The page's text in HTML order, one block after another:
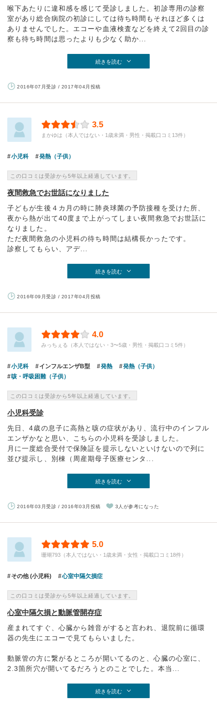
喉下あたりに違和感を感じて受診しました。初診専用の診察
室があり総合病院の初診にしては待ち時間もそれほど多くは
ありませんでした。エコーや血液検査などを終えて2回目の診
察も待ち時間は思ったよりも少なく助か...
続きを読む
2016年07月受診 / 2017年04月投稿
3.5
まかゆは（本人ではない・1歳未満・男性・掲載口コミ13件）
小児科 発熱（子供）
この口コミは受診から5年以上経過しています。
夜間救急でお世話になりました
子どもが生後４カ月の時に肺炎球菌の予防接種を受けた所、
夜から熱が出て40度まで上がってしまい夜間救急でお世話に
なりました。
ただ夜間救急の小児科の待ち時間は結構長かったです。
診察してもらい、アデ...
続きを読む
2016年09月受診 / 2017年04月投稿
4.0
みっちぇる（本人ではない・3〜5歳・男性・掲載口コミ5件）
小児科 インフルエンザB型 発熱
発熱（子供）
咳・呼吸困難（子供）
この口コミは受診から5年以上経過しています。
小児科受診
先日、4歳の息子に高熱と咳の症状があり、流行中のインフル
エンザかなと思い、こちらの小児科を受診しました。
月に一度総合受付で保険証を提示しないといけないので列に
並び提示し、別棟（周産期母子医療センタ...
続きを読む
2016年03月受診 / 2016年03月投稿 3人が参考になった
5.0
珊瑚793（本人ではない・1歳未満・女性・掲載口コミ18件）
その他 (小児科) 心室中隔欠損症
この口コミは受診から5年以上経過しています。
心室中隔欠損と動脈管開存症
産まれてすぐ、心臓から雑音がすると言われ、退院前に循環
器の先生にエコーで見てもらいました。
動脈管の方に繋がるところが開いてるのと、心臓の心室に、
2.3箇所穴が開いてるだろうとのことでした。本当...
続きを読む